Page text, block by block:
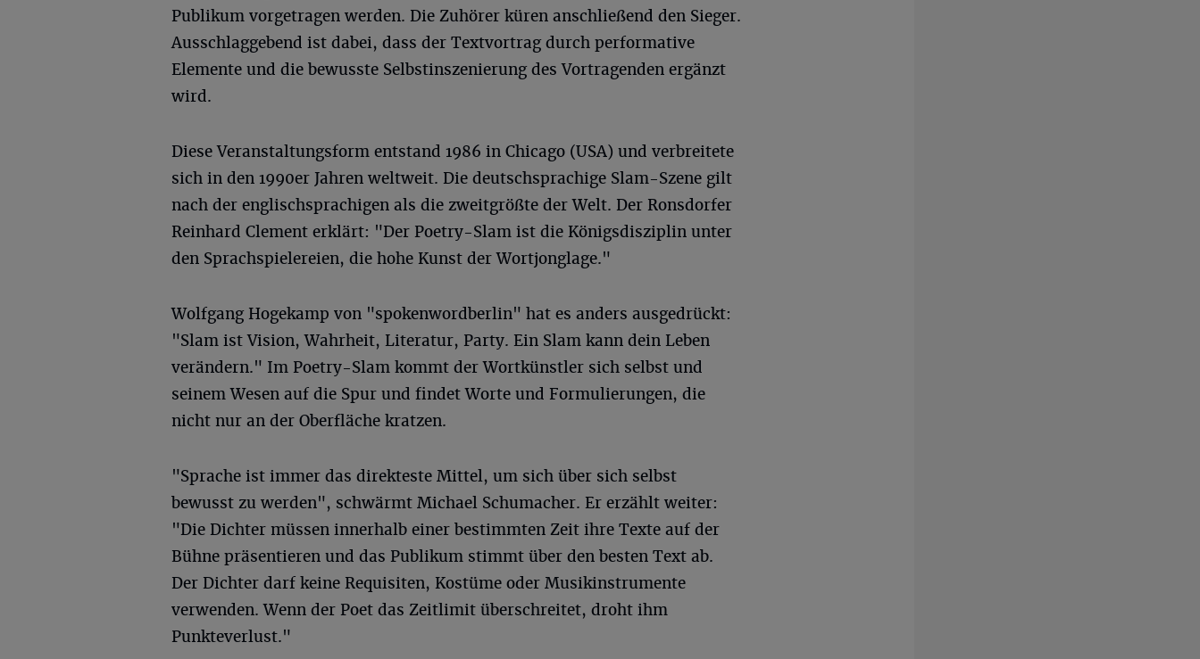
Publikum vorgetragen werden. Die Zuhörer küren anschließend den Sieger.
Ausschlaggebend ist dabei, dass der Textvortrag durch performative
Elemente und die bewusste Selbstinszenierung des Vortragenden ergänzt
wird.
Diese Veranstaltungsform entstand 1986 in Chicago (USA) und verbreitete
sich in den 1990er Jahren weltweit. Die deutschsprachige Slam-Szene gilt
nach der englischsprachigen als die zweitgrößte der Welt. Der Ronsdorfer
Reinhard Clement erklärt: "Der Poetry-Slam ist die Königsdisziplin unter
den Sprachspielereien, die hohe Kunst der Wortjonglage."
Wolfgang Hogekamp von "spokenwordberlin" hat es anders ausgedrückt:
"Slam ist Vision, Wahrheit, Literatur, Party. Ein Slam kann dein Leben
verändern." Im Poetry-Slam kommt der Wortkünstler sich selbst und
seinem Wesen auf die Spur und findet Worte und Formulierungen, die
nicht nur an der Oberfläche kratzen.
"Sprache ist immer das direkteste Mittel, um sich über sich selbst
bewusst zu werden", schwärmt Michael Schumacher. Er erzählt weiter:
"Die Dichter müssen innerhalb einer bestimmten Zeit ihre Texte auf der
Bühne präsentieren und das Publikum stimmt über den besten Text ab.
Der Dichter darf keine Requisiten, Kostüme oder Musikinstrumente
verwenden. Wenn der Poet das Zeitlimit überschreitet, droht ihm
Punkteverlust."